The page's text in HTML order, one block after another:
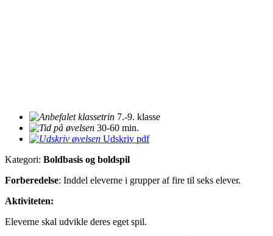
7.-9. klasse
30-60 min.
Udskriv pdf
Kategori: Boldbasis og boldspil
Forberedelse: Inddel eleverne i grupper af fire til seks elever.
Aktiviteten:
Eleverne skal udvikle deres eget spil.